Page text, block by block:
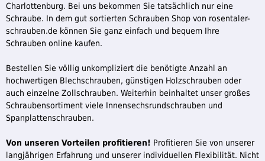
Charlottenburg. Bei uns bekommen Sie tatsächlich nur eine
Schraube. In dem gut sortierten Schrauben Shop von rosentaler-
schrauben.de können Sie ganz einfach und bequem Ihre
Schrauben online kaufen.
Bestellen Sie völlig unkompliziert die benötigte Anzahl an
hochwertigen Blechschrauben, günstigen Holzschrauben oder
auch einzelne Zollschrauben. Weiterhin beinhaltet unser großes
Schraubensortiment viele Innensechsrundschrauben und
Spanplattenschrauben.
Von unseren Vorteilen profitieren! Profitieren Sie von unserer
langjährigen Erfahrung und unserer individuellen Flexibilität. Nicht